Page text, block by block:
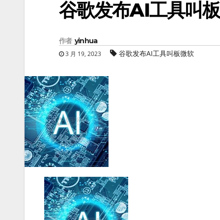
谷歌发布AI工具叫
作者 yinhua
3 月 19, 2023 谷歌发布AI工具叫板微软